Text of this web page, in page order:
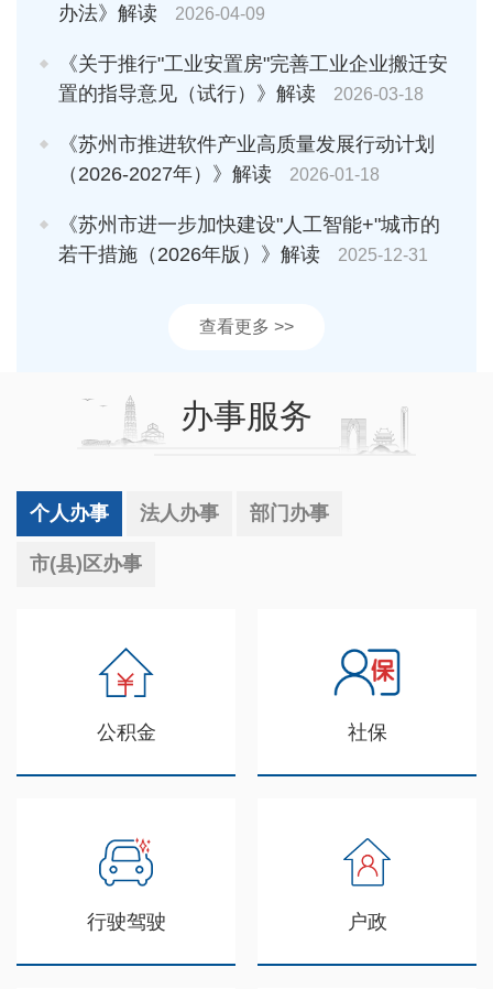
办法》解读
2026-04-09
《关于推行"工业安置房"完善工业企业搬迁安
置的指导意见（试行）》解读
2026-03-18
《苏州市推进软件产业高质量发展行动计划
（2026-2027年）》解读
2026-01-18
《苏州市进一步加快建设"人工智能+"城市的
若干措施（2026年版）》解读
2025-12-31
查看更多 >>
办事服务
个人办事 法人办事 部门办事
市(县)区办事
公积金 社保
行驶驾驶 户政